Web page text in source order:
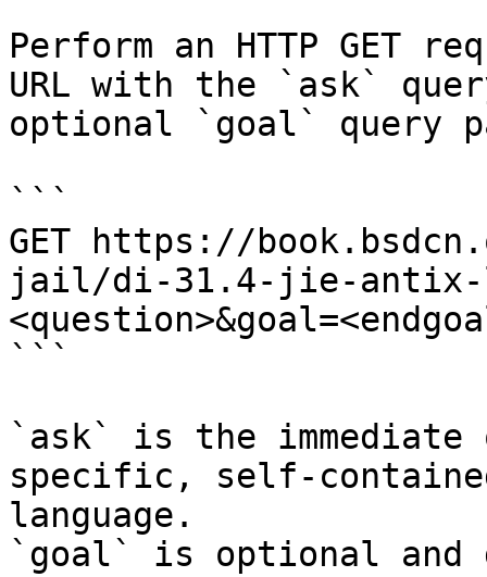
Perform an HTTP GET
URL with the `ask`
optional `goal` query
```
GET https://
jail/di-31.4-jie-antix-
```
`ask` is the
specific, self-
language.
`goal` is optional and